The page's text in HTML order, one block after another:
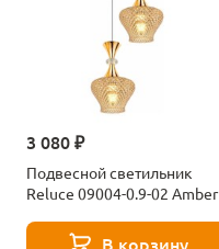
3 080 ₽
Подвесной светильник
Reluce 09004-0.9-02 Amber
В корзину